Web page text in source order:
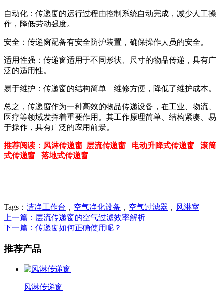
自动化：传递窗的运行过程由控制系统自动完成，减少人工操
作，降低劳动强度。
安全：传递窗配备有安全防护装置，确保操作人员的安全。
适用性强：传递窗适用于不同形状、尺寸的物品传递，具有广
泛的适用性。
易于维护：传递窗的结构简单，维修方便，降低了维护成本。
总之，传递窗作为一种高效的物品传递设备，在工业、物流、
医疗等领域发挥着重要作用。其工作原理简单、结构紧凑、易
于操作，具有广泛的应用前景。
推荐阅读： 风淋传递窗 层流传递窗 电动升降式传递窗
滚筒
式传递窗
落地式传递窗
Tags： 洁净工作台 ， 空气净化设备 ， 空气过滤器 ， 风淋室
上一篇：层流传递窗的空气过滤效率解析
下一篇：传递窗如何正确使用呢？
推荐产品
风淋传递窗